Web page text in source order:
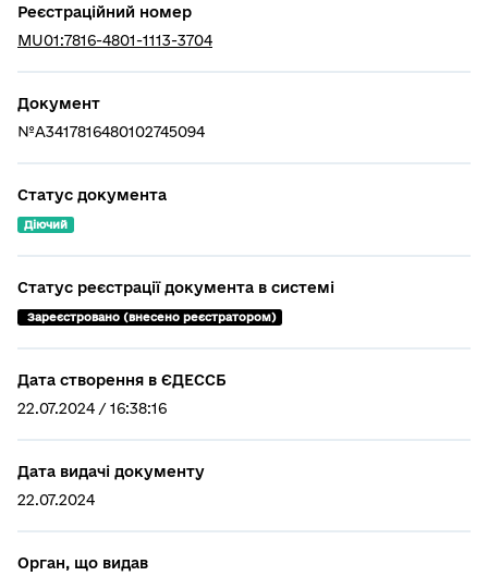
Реєстраційний номер
MU01:7816-4801-1113-3704
Документ
№A3417816480102745094
Статус документа
Діючий
Статус реєстрації документа в системі
Зареєстровано (внесено реєстратором)
Дата створення в ЄДЕССБ
22.07.2024 / 16:38:16
Дата видачі документу
22.07.2024
Орган, що видав